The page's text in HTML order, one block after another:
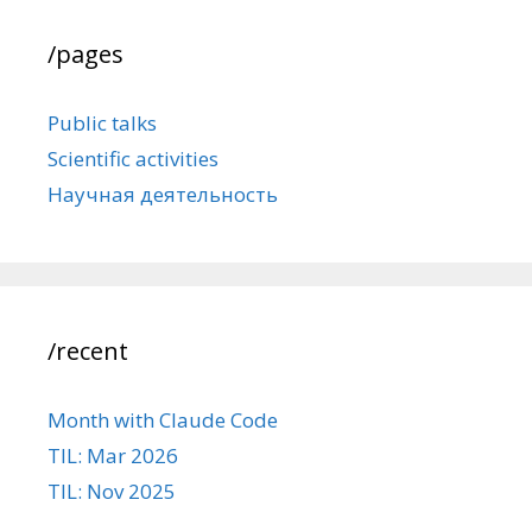
/pages
Public talks
Scientific activities
Научная деятельность
/recent
Month with Claude Code
TIL: Mar 2026
TIL: Nov 2025